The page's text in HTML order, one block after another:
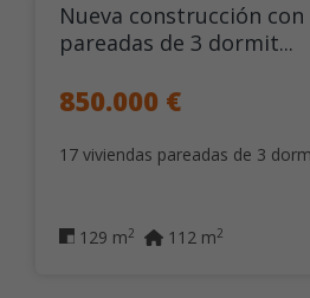
Nueva construcción con
pareadas de 3 dormit...
850.000 €
17 viviendas pareadas de 3
129 m2 112 m2